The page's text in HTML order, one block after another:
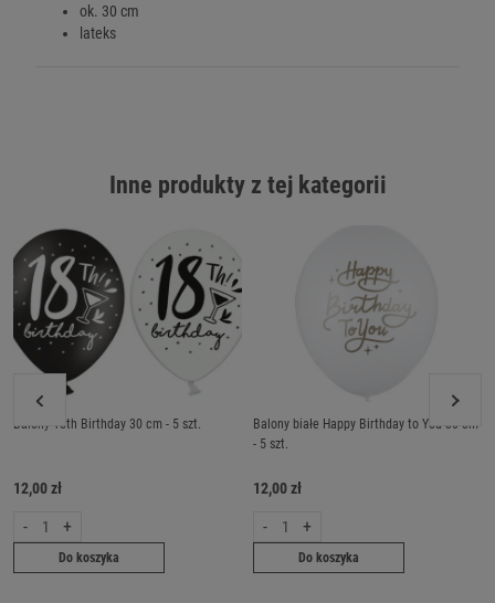
ok. 30 cm
lateks
Inne produkty z tej kategorii
Balony 18th Birthday 30 cm - 5 szt.
12,00 zł
- +
Do koszyka
Balony białe Happy Birthday to You 30 cm
- 5 szt.
12,00 zł
- +
Do koszyka